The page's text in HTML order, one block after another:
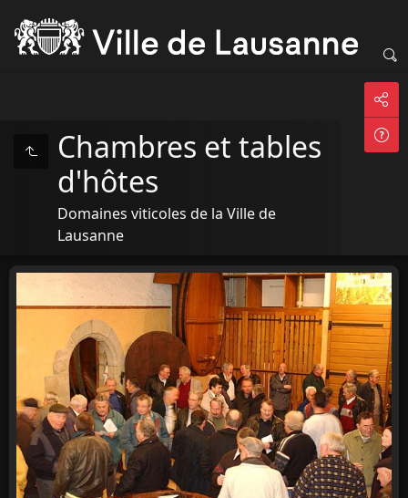
Chambres et tables
d'hôtes
Domaines viticoles de la Ville de
Lausanne